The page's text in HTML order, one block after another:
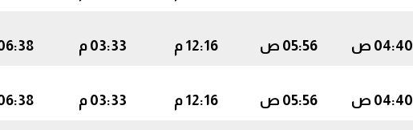
04:40 ص 05:56 ص 12:16 م 03:33 م 06:38
04:40 ص 05:56 ص 12:16 م 03:33 م 06:38